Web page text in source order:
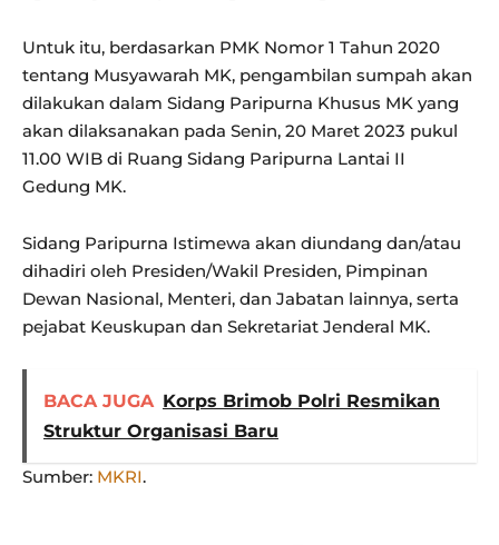
Untuk itu, berdasarkan PMK Nomor 1 Tahun 2020
tentang Musyawarah MK, pengambilan sumpah akan
dilakukan dalam Sidang Paripurna Khusus MK yang
akan dilaksanakan pada Senin, 20 Maret 2023 pukul
11.00 WIB di Ruang Sidang Paripurna Lantai II
Gedung MK.
Sidang Paripurna Istimewa akan diundang dan/atau
dihadiri oleh Presiden/Wakil Presiden, Pimpinan
Dewan Nasional, Menteri, dan Jabatan lainnya, serta
pejabat Keuskupan dan Sekretariat Jenderal MK.
BACA JUGA Korps Brimob Polri Resmikan
Struktur Organisasi Baru
Sumber: MKRI.